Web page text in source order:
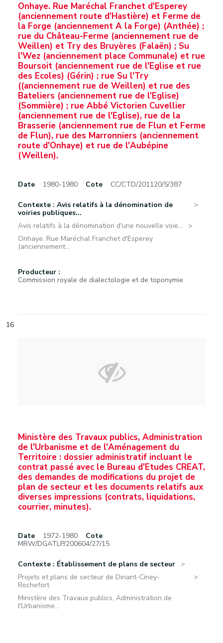
Onhaye. Rue Maréchal Franchet d'Esperey
(anciennement route d'Hastière) et Ferme de
la Forge (anciennement A la Forge) (Anthée) ;
rue du Château-Ferme (anciennement rue de
Weillen) et Try des Bruyères (Falaën) ; Su
l'Wez (anciennement place Communale) et rue
Boursoit (anciennement rue de l'Eglise et rue
des Ecoles) (Gérin) ; rue Su l'Try
((anciennement rue de Weillen) et rue des
Bateliers (anciennement rue de l'Eglise)
(Sommière) ; rue Abbé Victorien Cuvellier
(anciennement rue de l'Eglise), rue de la
Brasserie (anciennement rue de Flun et Ferme
de Flun), rue des Marronniers (anciennement
route d'Onhaye) et rue de l'Aubépine
(Weillen).
Date 1980-1980 Cote CC/CTD/201120/5/387
Contexte : Avis relatifs à la dénomination de
voiries publiques...
Avis relatifs à la dénomination d'une nouvelle voie...
Onhaye. Rue Maréchal Franchet d'Esperey
(anciennement...
Producteur :
Commission royale de dialectologie et de toponymie.
16
Ministère des Travaux publics, Administration
de l'Urbanisme et de l'Aménagement du
Territoire : dossier administratif incluant le
contrat passé avec le Bureau d'Etudes CREAT,
des demandes de modifications du projet de
plan de secteur et les documents relatifs aux
diverses impressions (contrats, liquidations,
courrier, minutes).
Date 1972-1980
Cote
MRW/DGATLP/200604/27/15
Contexte : Établissement de plans de secteur
Projets et plans de secteur de Dinant-Ciney-
Rochefort
Ministère des Travaux publics, Administration de
l'Urbanisme...